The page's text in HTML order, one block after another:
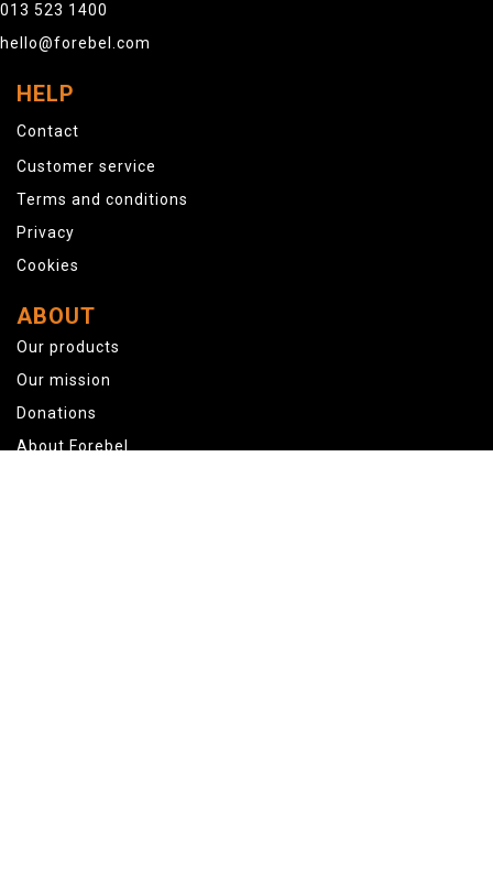
013 523 1400
hello@forebel.com
HELP
Contact
Customer service
Terms and conditions
Privacy
Cookies
ABOUT
Our products
Our mission
Donations
About Forebel